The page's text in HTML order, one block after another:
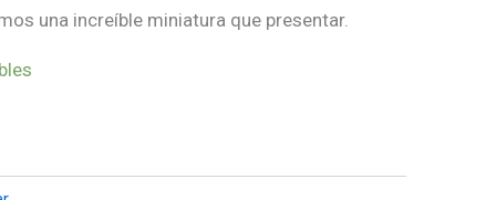
una increíble miniatura que presentar.